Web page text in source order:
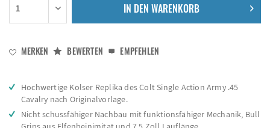
IN DEN WARENKORB
MERKEN BEWERTEN EMPFEHLEN
Hochwertige Kolser Replika des Colt Single Action Army .45
Cavalry nach Originalvorlage.
Nicht schussfähiger Nachbau mit funktionsfähiger Mechanik, Bull